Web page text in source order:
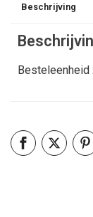
Beschrijving
Besteleenheid